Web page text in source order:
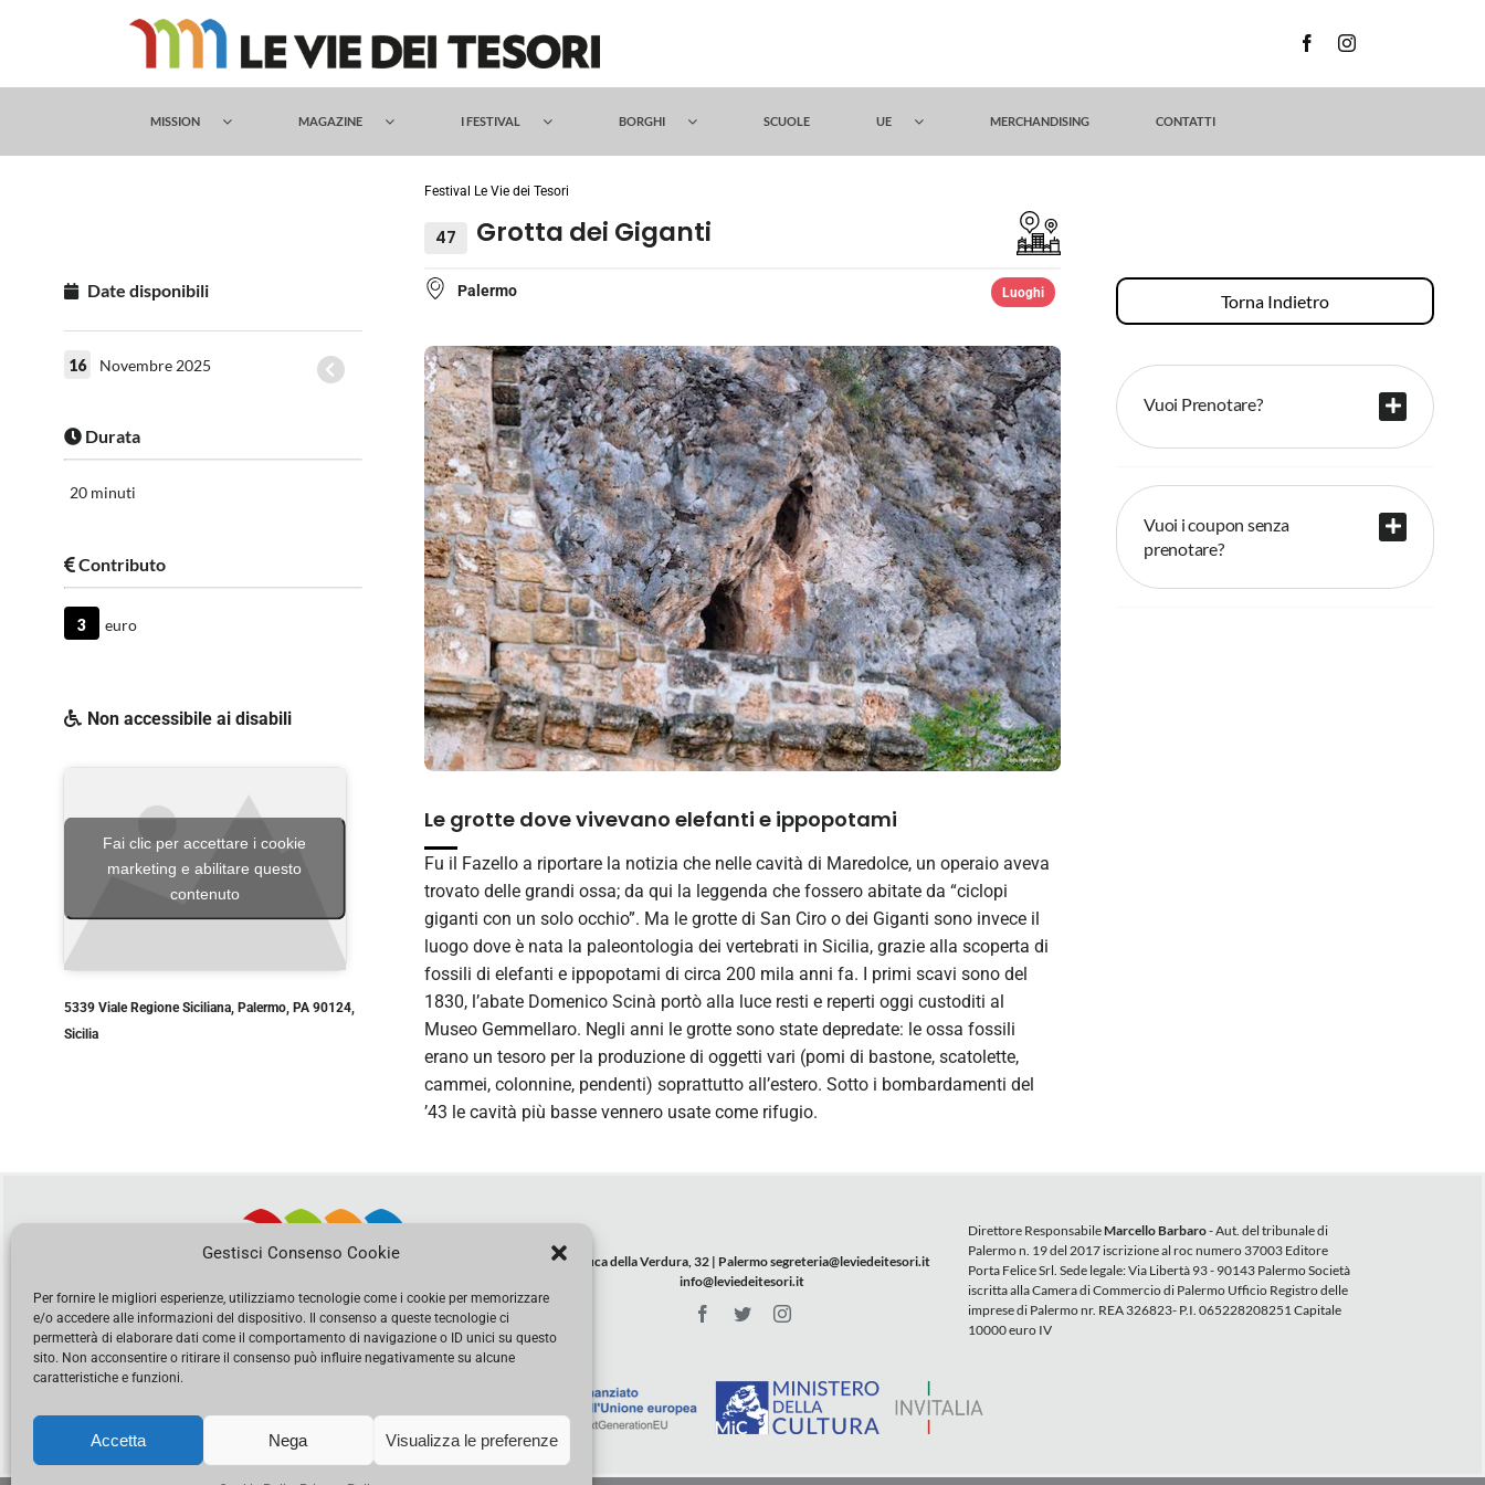
Gestisci Consenso Cookie
Per fornire le migliori esperienze, utilizziamo tecnologie come i cookie per memorizzare
e/o accedere alle informazioni del dispositivo. Il consenso a queste tecnologie ci
permetterà di elaborare dati come il comportamento di navigazione o ID unici su questo
sito. Non acconsentire o ritirare il consenso può influire negativamente su alcune
caratteristiche e funzioni.
Accetta Nega Visualizza le preferenze
MISSION MAGAZINE I FESTIVAL BORGHI SCUOLE UE MERCHANDISING CONTATTI
Date disponibili
16 Novembre 2025
Durata
20 minuti
Contributo
3 euro
Non accessibile ai disabili
Fai clic per accettare i cookie
marketing e abilitare questo
contenuto
5339 Viale Regione Siciliana, Palermo, PA 90124,
Sicilia
Festival Le Vie dei Tesori
47 Grotta dei Giganti
Palermo Luoghi
Le grotte dove vivevano elefanti e ippopotami
Fu il Fazello a riportare la notizia che nelle cavità di Maredolce, un operaio aveva
trovato delle grandi ossa; da qui la leggenda che fossero abitate da “ciclopi
giganti con un solo occhio”. Ma le grotte di San Ciro o dei Giganti sono invece il
luogo dove è nata la paleontologia dei vertebrati in Sicilia, grazie alla scoperta di
fossili di elefanti e ippopotami di circa 200 mila anni fa. I primi scavi sono del
1830, l’abate Domenico Scinà portò alla luce resti e reperti oggi custoditi al
Museo Gemmellaro. Negli anni le grotte sono state depredate: le ossa fossili
erano un tesoro per la produzione di oggetti vari (pomi di bastone, scatolette,
cammei, colonnine, pendenti) soprattutto all’estero. Sotto i bombardamenti del
’43 le cavità più basse vennero usate come rifugio.
Torna Indietro
Vuoi Prenotare?
Vuoi i coupon senza
prenotare?
Via Duca della Verdura, 32 | Palermosegreteria@leviedeitesori.it
info@leviedeitesori.it
Direttore ResponsabileMarcello Barbaro- Aut. del tribunale di
Palermo n. 19 del 2017 iscrizione al roc numero 37003 Editore
Porta Felice Srl. Sede legale: Via Libertà 93 - 90143 Palermo Società
iscritta alla Camera di Commercio di Palermo Ufficio Registro delle
imprese di Palermo nr. REA 326823- P.I. 065228208251 Capitale
10000 euro IV